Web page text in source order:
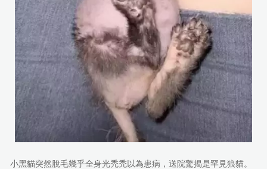
小黑貓突然脫毛幾乎全身光禿禿以為患病，送院驚揭是罕見狼貓。